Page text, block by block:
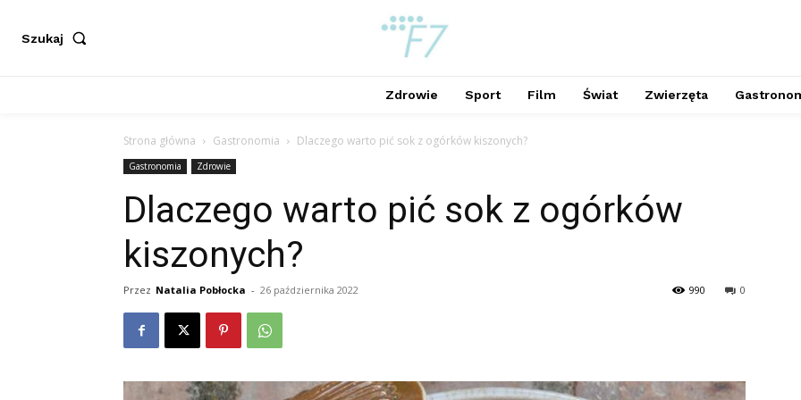
Szukaj
Zdrowie Sport Film Świat Zwierzęta
Strona główna Gastronomia Dlaczego warto pić sok z ogórków kiszonych?
Gastronomia Zdrowie
Dlaczego warto pić sok z ogórków
kiszonych?
Przez Natalia Pobłocka - 26 października 2022 0
990